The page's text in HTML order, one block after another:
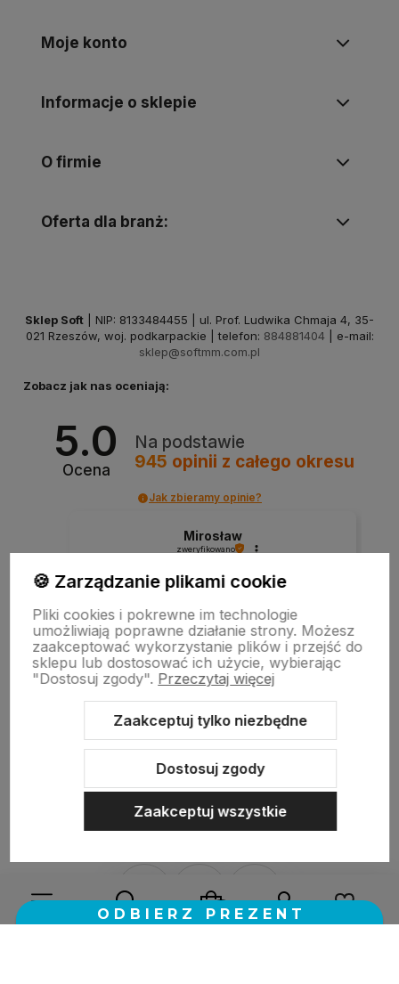
Moje konto
Informacje o sklepie
O firmie
Oferta dla branż:
Sklep Soft | NIP: 8133484455 | ul. Prof. Ludwika Chmaja 4, 35-
021 Rzeszów, woj. podkarpackie | telefon: 884881404 | e-mail:
sklep@softmm.com.pl
Zobacz jak nas oceniają:
5.0
Ocena
Na podstawie
945 opinii z całego okresu
Jak zbieramy opinie?
Mirosław
zweryfikowano
Szybka realizacja zamówienia.
w tym miesiącu
🍪 Zarządzanie plikami cookie
Pliki cookies i pokrewne im technologie
umożliwiają poprawne działanie strony. Możesz
zaakceptować wykorzystanie plików i przejść do
sklepu lub dostosować ich użycie, wybierając
"Dostosuj zgody". Przeczytaj więcej
Zaakceptuj tylko niezbędne
Dostosuj zgody
Zaakceptuj wszystkie